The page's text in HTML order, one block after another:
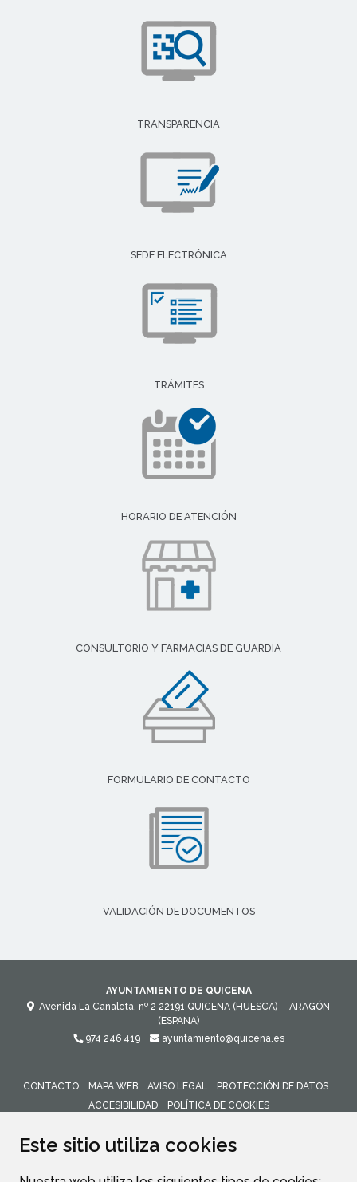
Este sitio utiliza cookies
TRANSPARENCIA
SEDE ELECTRÓNICA
TRÁMITES
HORARIO DE ATENCIÓN
CONSULTORIO Y FARMACIAS DE GUARDIA
FORMULARIO DE CONTACTO
VALIDACIÓN DE DOCUMENTOS
AYUNTAMIENTO DE QUICENA
Avenida La Canaleta, nº 2 22191 QUICENA (HUESCA) - ARAGÓN
(ESPAÑA)
974 246 419
ayuntamiento@quicena.es
CONTACTO MAPA WEB AVISO LEGAL
PROTECCIÓN DE DATOS
ACCESIBILIDAD
POLÍTICA DE COOKIES